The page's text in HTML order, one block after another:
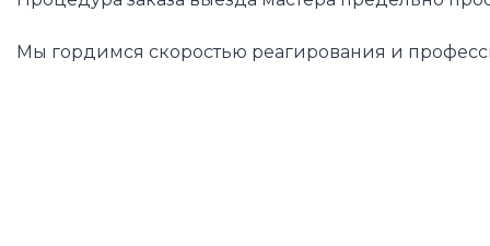
Мы гордимся скоростью реагирования и